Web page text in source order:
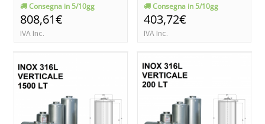
Consegna in 5/10gg
808,61€
IVA Inc.
Consegna in 5/10gg
403,72€
IVA Inc.